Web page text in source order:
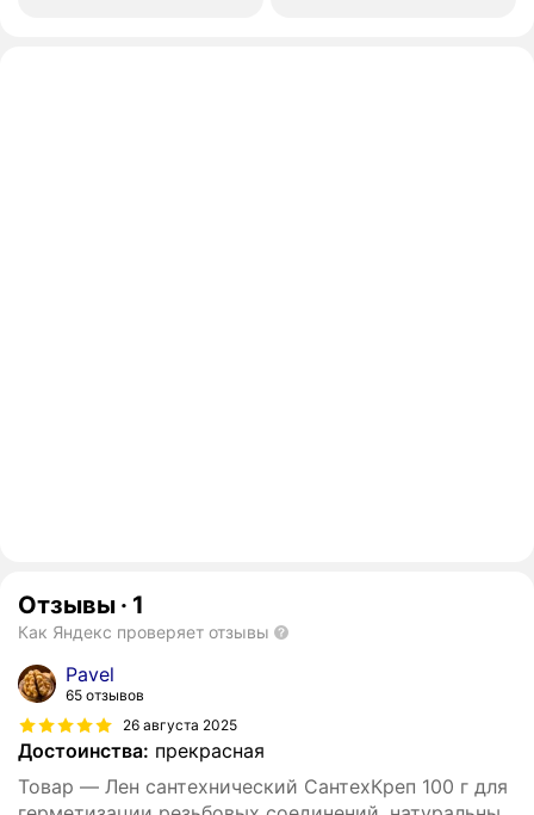
Отзывы · 1
Как Яндекс проверяет отзывы
Pavel
65 отзывов
26 августа 2025
Достоинства: прекрасная
Товар — Лен сантехнический СантехКреп 100 г для